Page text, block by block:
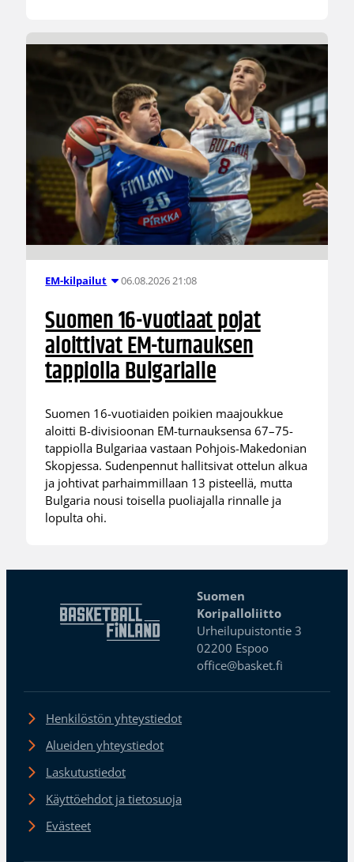
EM-kilpailut 06.08.2026 21:08
Suomen 16-vuotiaat pojat
aloittivat EM-turnauksen
tappiolla Bulgarialle
Suomen 16-vuotiaiden poikien maajoukkue
aloitti B-divisioonan EM-turnauksensa 67–75-
tappiolla Bulgariaa vastaan Pohjois-Makedonian
Skopjessa. Sudenpennut hallitsivat ottelun alkua
ja johtivat parhaimmillaan 13 pisteellä, mutta
Bulgaria nousi toisella puoliajalla rinnalle ja
lopulta ohi.
Suomen
Koripalloliitto
Urheilupuistontie 3
02200 Espoo
office@basket.fi
Henkilöstön yhteystiedot
Alueiden yhteystiedot
Laskutustiedot
Käyttöehdot ja tietosuoja
Evästeet